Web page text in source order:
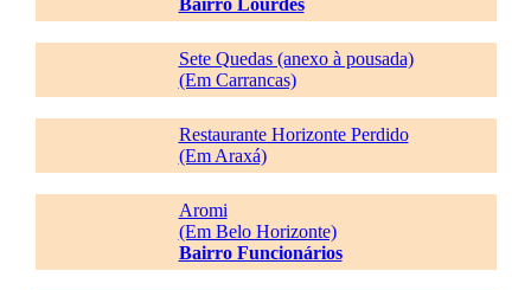
Bairro Lourdes
Sete Quedas (anexo à pousada)
(Em Carrancas)
Restaurante Horizonte Perdido
(Em Araxá)
Aromi
(Em Belo Horizonte)
Bairro Funcionários